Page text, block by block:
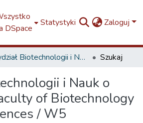
DSpace
Statystyki Zaloguj
Wydział Biotechnologii i Nauk o Żywności / Faculty of Biotechnology and Food Sciences / W5 Szukaj
i Nauk o
of Biotechnology
/ W5